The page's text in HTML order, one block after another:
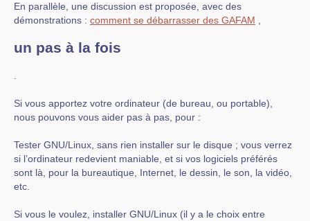
En parallèle, une discussion est proposée, avec des
démonstrations : comment se débarrasser des GAFAM
un pas à la fois
Si vous apportez votre ordinateur (de bureau, ou portable),
nous pouvons vous aider pas à pas, pour :
Tester GNU/Linux, sans rien installer sur le disque ; vous verrez
si l’ordinateur redevient maniable, et si vos logiciels préférés
sont là, pour la bureautique, Internet, le dessin, le son, la vidéo,
etc.
Si vous le voulez, installer GNU/Linux (il y a le choix entre